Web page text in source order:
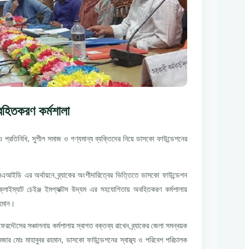
কর্মশালা
প্রতিনিধি, সুশীল সমাজ ও গণ্যমান্য ব্যক্তিদের নিয়ে ডাসকো ফাউন্ডেশনের
এর অর্থায়নে ব্র্যাকের অংশীদারিত্বের ভিত্তিতে ডাসকো ফাউন্ডেশন
চেইঞ্জ ইমপ্যাক্টস উদ্যম এর সহযোগিতায় অবহিতকরণ কর্মশালায়
সঞ্চালনায় কর্মশালায় স্বাগত বক্তব্য রাখেন ব্র্যাকের জেলা সমন্বয়ক
মোঃ মাহাবুবর রহমান, ডাসকো ফাউন্ডেশনের স্বাস্থ্য ও পরিবেশ পরিচালক